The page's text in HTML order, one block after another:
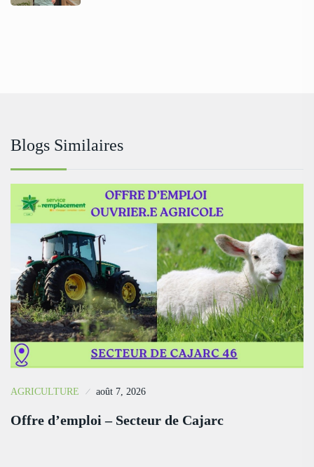
Blogs Similaires
AGRICULTURE août 7, 2026
Offre d’emploi – Secteur de Cajarc